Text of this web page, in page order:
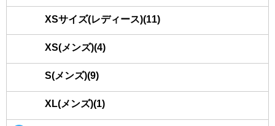
XSサイズ(レディース)(11)
XS(メンズ)(4)
S(メンズ)(9)
XL(メンズ)(1)